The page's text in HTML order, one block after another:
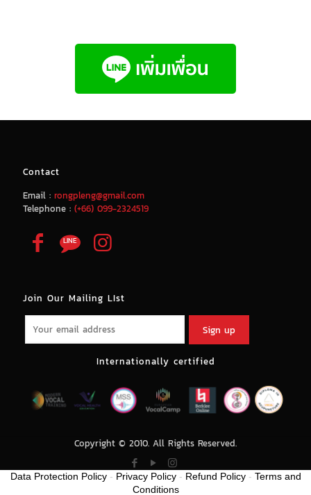
Contact
Email : rongpleng@gmail.com
Telephone : (+66) 099-2324519
Join Our Mailing LIst
Internationally certified
Copyright © 2010. All Rights Reserved.
Data Protection Policy- Privacy Policy- Refund Policy- Terms and
Conditions